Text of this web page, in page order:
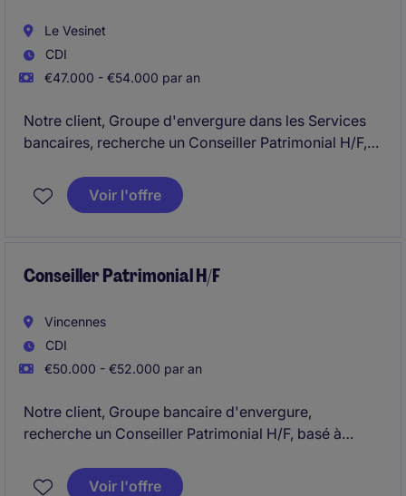
Le Vesinet
CDI
€47.000 - €54.000 par an
Notre client, Groupe d'envergure dans les Services
bancaires, recherche un Conseiller Patrimonial H/F,
Voir l'offre
Conseiller Patrimonial H/F
Vincennes
CDI
€50.000 - €52.000 par an
Notre client, Groupe bancaire d'envergure,
recherche un Conseiller Patrimonial H/F, basé à
Voir l'offre